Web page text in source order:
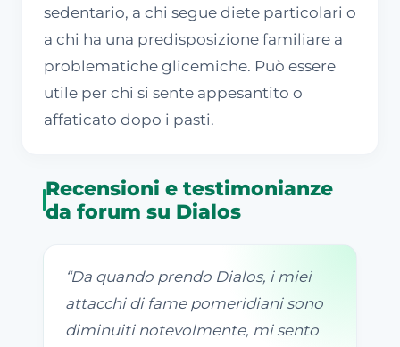
sedentario, a chi segue diete particolari o
a chi ha una predisposizione familiare a
problematiche glicemiche. Può essere
utile per chi si sente appesantito o
affaticato dopo i pasti.
Recensioni e testimonianze
da forum su Dialos
“Da quando prendo Dialos, i miei
attacchi di fame pomeridiani sono
diminuiti notevolmente, mi sento